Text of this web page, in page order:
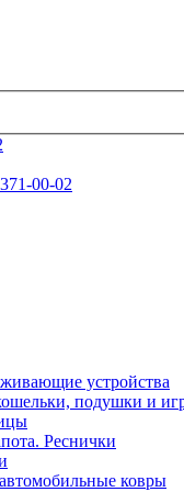
00-02
устройства
подушки и
Реснички
ковры